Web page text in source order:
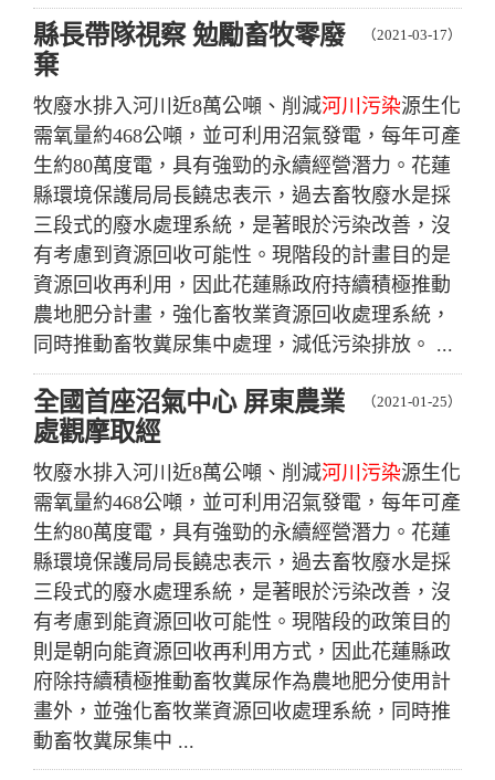
（2021-03-17）
縣長帶隊視察 勉勵畜牧零廢
棄
牧廢水排入河川近8萬公噸、削減河川污染源生化
需氧量約468公噸，並可利用沼氣發電，每年可產
生約80萬度電，具有強勁的永續經營潛力。花蓮
縣環境保護局局長饒忠表示，過去畜牧廢水是採
三段式的廢水處理系統，是著眼於污染改善，沒
有考慮到資源回收可能性。現階段的計畫目的是
資源回收再利用，因此花蓮縣政府持續積極推動
農地肥分計畫，強化畜牧業資源回收處理系統，
同時推動畜牧糞尿集中處理，減低污染排放。 ...
（2021-01-25）
全國首座沼氣中心 屏東農業
處觀摩取經
牧廢水排入河川近8萬公噸、削減河川污染源生化
需氧量約468公噸，並可利用沼氣發電，每年可產
生約80萬度電，具有強勁的永續經營潛力。花蓮
縣環境保護局局長饒忠表示，過去畜牧廢水是採
三段式的廢水處理系統，是著眼於污染改善，沒
有考慮到能資源回收可能性。現階段的政策目的
則是朝向能資源回收再利用方式，因此花蓮縣政
府除持續積極推動畜牧糞尿作為農地肥分使用計
畫外，並強化畜牧業資源回收處理系統，同時推
動畜牧糞尿集中 ...